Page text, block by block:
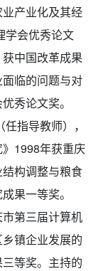
产业化及其经
学会优秀论文
中国改革成果
临的问题与对
秀论文奖。
指导教师），
》1998年获重庆
构调整与粮食
果一等奖。
第三届计算机
镇企业发展的
等奖。主持的